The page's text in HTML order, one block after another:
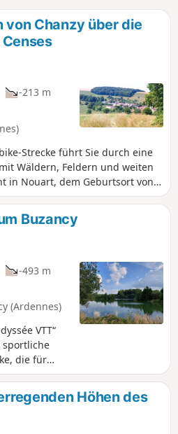
Chanzy über die
-213 m
Strecke führt Sie durch eine
Wäldern, Feldern und weiten
in Nouart, dem Geburtsort von
durch mehrere Dörfer und
Petites Censes, Les Forgettes,
Steingebäude zu sehen
zeugen. Ein
ideal für Mountainbike-Fans, die
Entdeckungen suchen.
Buzancy
-493 m
(Ardennes)
VTT“
sportliche
die für
und
konzipiert
Blick auf
Höhen des